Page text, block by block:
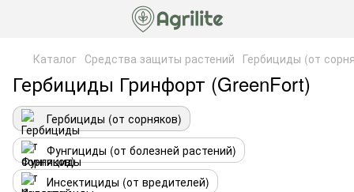
Каталог Средства защиты растений Гербициды (от
Гербициды Гринфорт (GreenFort)
Гербициды (от сорняков)
Фунгициды (от болезней растений)
Инсектициды (от вредителей)